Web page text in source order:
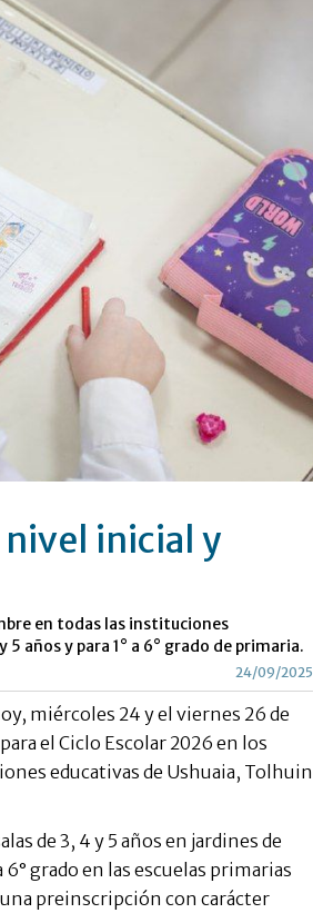
nivel inicial y
en todas las instituciones
años y para 1° a 6° grado de primaria.
24/09/2025
miércoles 24 y el viernes 26 de
el Ciclo Escolar 2026 en los
educativas de Ushuaia, Tolhuin
de 3, 4 y 5 años en jardines de
grado en las escuelas primarias
una preinscripción con carácter